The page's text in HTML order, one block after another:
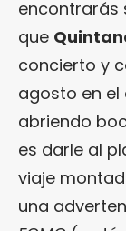
encontrarás
que
concierto y
agosto en el
abriendo
es darle al
viaje
una